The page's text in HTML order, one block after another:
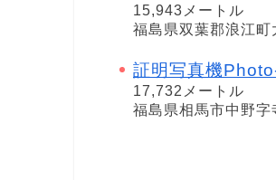
15,943メートル
福島県双葉郡浪江
証明写真機
17,732メートル
福島県相馬市中野字